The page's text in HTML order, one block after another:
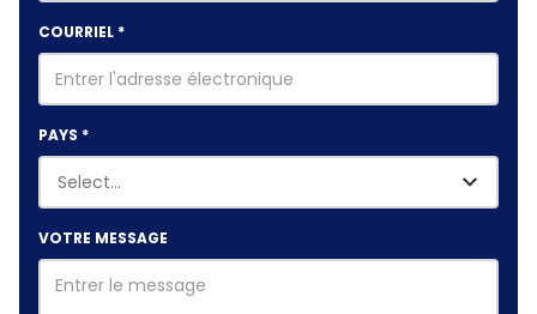
COURRIEL *
PAYS *
VOTRE MESSAGE